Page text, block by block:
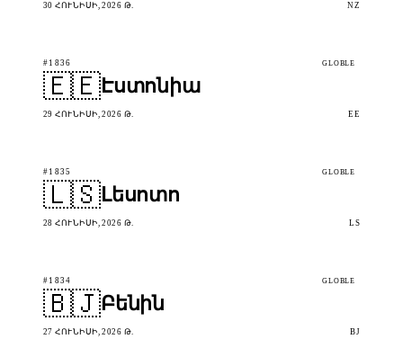
30 ՀՈՒՆԻՍԻ, 2026 Թ. NZ
#1836 GLOBLE
🇪🇪 Էստոնիա
29 ՀՈՒՆԻՍԻ, 2026 Թ. EE
#1835 GLOBLE
🇱🇸 Լեսոտո
28 ՀՈՒՆԻՍԻ, 2026 Թ. LS
#1834 GLOBLE
🇧🇯Բենին
27 ՀՈՒՆԻՍԻ, 2026 Թ. BJ